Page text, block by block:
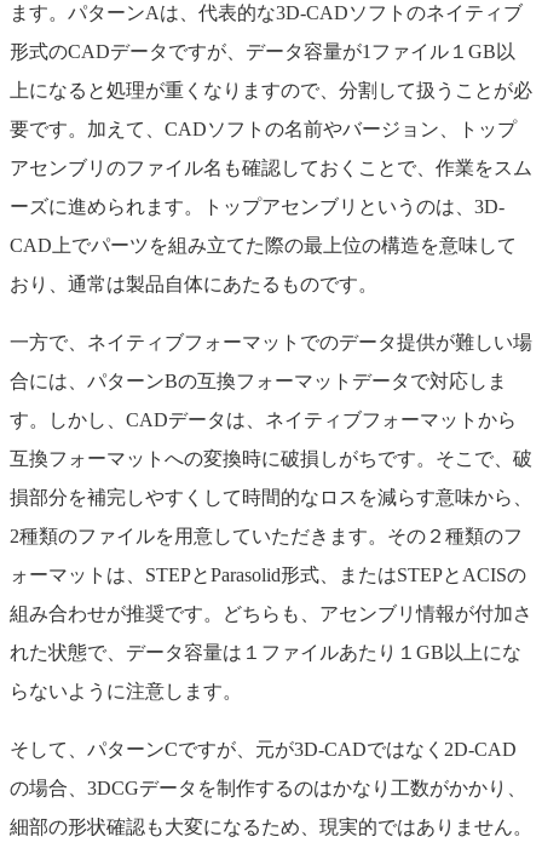
ます。パターンAは、代表的な3D-CADソフトのネイティブ
形式のCADデータですが、データ容量が1ファイル１GB以
上になると処理が重くなりますので、分割して扱うことが必
要です。加えて、CADソフトの名前やバージョン、トップ
アセンブリのファイル名も確認しておくことで、作業をスム
ーズに進められます。トップアセンブリというのは、3D-
CAD上でパーツを組み立てた際の最上位の構造を意味して
おり、通常は製品自体にあたるものです。
一方で、ネイティブフォーマットでのデータ提供が難しい場
合には、パターンBの互換フォーマットデータで対応しま
す。しかし、CADデータは、ネイティブフォーマットから
互換フォーマットへの変換時に破損しがちです。そこで、破
損部分を補完しやすくして時間的なロスを減らす意味から、
2種類のファイルを用意していただきます。その２種類のフ
ォーマットは、STEPとParasolid形式、またはSTEPとACISの
組み合わせが推奨です。どちらも、アセンブリ情報が付加さ
れた状態で、データ容量は１ファイルあたり１GB以上にな
らないように注意します。
そして、パターンCですが、元が3D-CADではなく2D-CAD
の場合、3DCGデータを制作するのはかなり工数がかかり、
細部の形状確認も大変になるため、現実的ではありません。